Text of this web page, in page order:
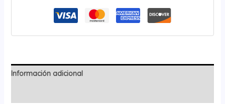
Información adicional